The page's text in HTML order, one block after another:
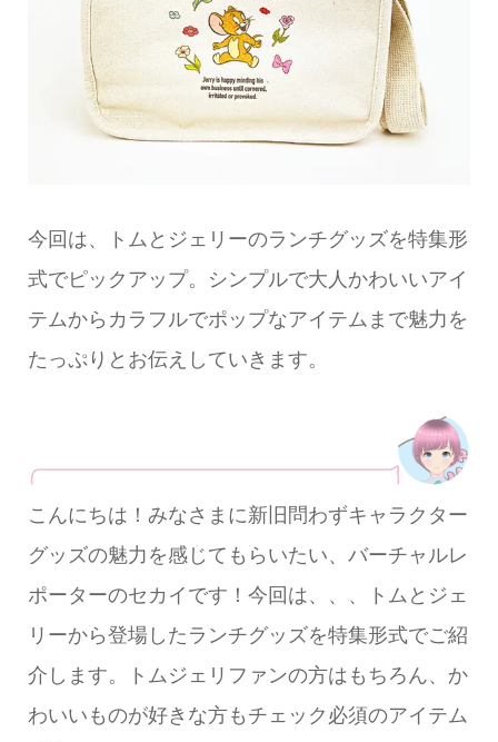
今回は、トムとジェリーのランチグッズを特集形
式でピックアップ。シンプルで大人かわいいアイ
テムからカラフルでポップなアイテムまで魅力を
たっぷりとお伝えしていきます。
こんにちは！みなさまに新旧問わずキャラクター
グッズの魅力を感じてもらいたい、バーチャルレ
ポーターのセカイです！今回は、、、トムとジェ
リーから登場したランチグッズを特集形式でご紹
介します。トムジェリファンの方はもちろん、か
わいいものが好きな方もチェック必須のアイテム